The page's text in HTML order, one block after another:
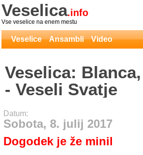
Veselica.info
Vse veselice na enem mestu
Veselice Ansambli Video
Veselica:
- Veseli Svatje
Datum:
Sobota, 8. julij 2017
Dogodek je že minil